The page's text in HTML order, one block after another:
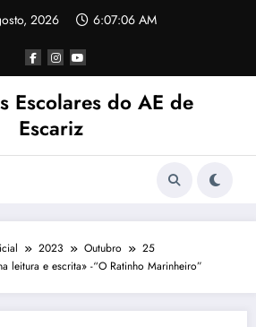
2026 6:07:07 AM
Escolares do AE de
Escariz
2023 Outubro
25
leitura e escrita» -“O Ratinho Marinheiro”